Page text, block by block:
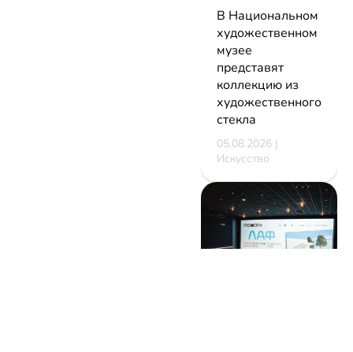
В Национальном
художественном
музее
представят
коллекцию из
художественного
стекла
05.08.2026 |
Искусство